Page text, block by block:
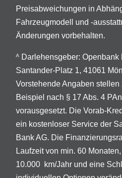
Preisabweichungen in
Fahrzeugmodell und -
Änderungen vorbehalten.
A
Darlehensgeber: Openbank
Santander-Platz 1, 41061
Vorstehende Angaben
Beispiel nach § 17 Abs. 4
vorausgesetzt. Die Vorab-
ein kostenloser Service der
Bank AG. Die
Laufzeit von min. 60
10.000 km/Jahr und eine